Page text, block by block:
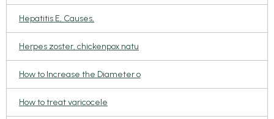
Hepatitis E, Causes,
Herpes zoster, chickenpox natu
How to Increase the Diameter o
How to treat varicocele